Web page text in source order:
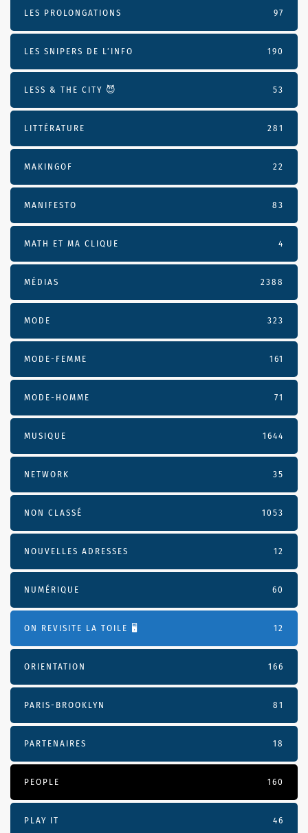
LES PROLONGATIONS 97
LES SNIPERS DE L’INFO 190
LESS & THE CITY 😈 53
LITTÉRATURE 281
MAKINGOF 22
MANIFESTO 83
MATH ET MA CLIQUE 4
MÉDIAS 2388
MODE 323
MODE-FEMME 161
MODE-HOMME 71
MUSIQUE 1644
NETWORK 35
NON CLASSÉ 1053
NOUVELLES ADRESSES 12
NUMÉRIQUE 60
ON REVISITE LA TOILE 🖥️ 12
ORIENTATION 166
PARIS-BROOKLYN 81
PARTENAIRES 18
PEOPLE 160
PLAY IT 46